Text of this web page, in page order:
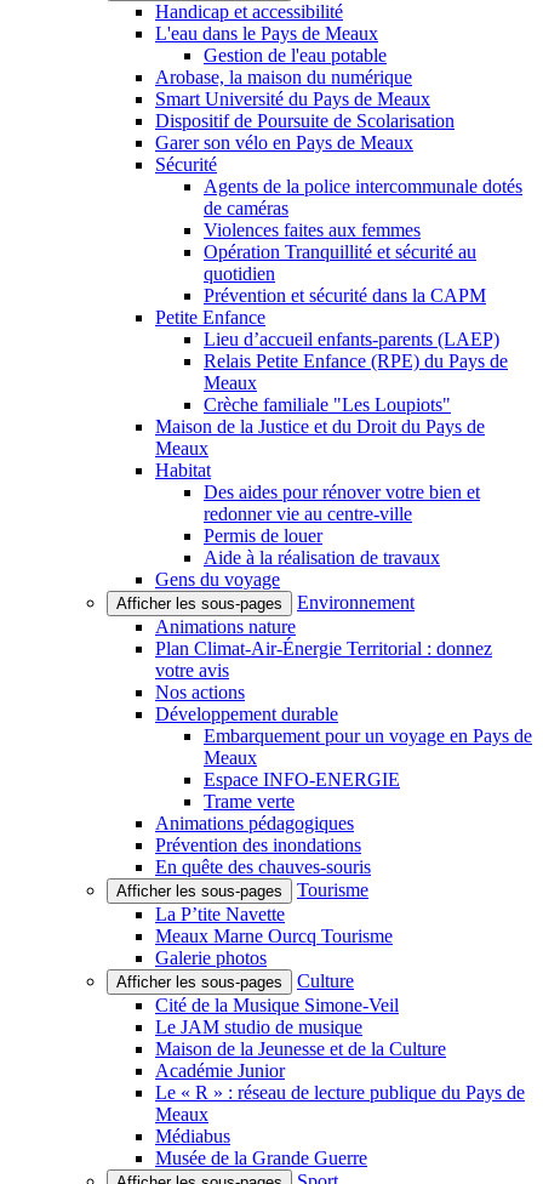
Handicap et accessibilité
L'eau dans le Pays de Meaux
Gestion de l'eau potable
Arobase, la maison du numérique
Smart Université du Pays de Meaux
Dispositif de Poursuite de Scolarisation
Garer son vélo en Pays de Meaux
Sécurité
Agents de la police intercommunale dotés
de caméras
Violences faites aux femmes
Opération Tranquillité et sécurité au
quotidien
Prévention et sécurité dans la CAPM
Petite Enfance
Lieu d’accueil enfants-parents (LAEP)
Relais Petite Enfance (RPE) du Pays de
Meaux
Crèche familiale "Les Loupiots"
Maison de la Justice et du Droit du Pays de
Meaux
Habitat
Des aides pour rénover votre bien et
redonner vie au centre-ville
Permis de louer
Aide à la réalisation de travaux
Gens du voyage
Afficher les sous-pages
Environnement
Animations nature
Plan Climat-Air-Énergie Territorial : donnez
votre avis
Nos actions
Développement durable
Embarquement pour un voyage en Pays de
Meaux
Espace INFO-ENERGIE
Trame verte
Animations pédagogiques
Prévention des inondations
En quête des chauves-souris
Afficher les sous-pages
Tourisme
La P’tite Navette
Meaux Marne Ourcq Tourisme
Galerie photos
Afficher les sous-pages
Culture
Cité de la Musique Simone-Veil
Le JAM studio de musique
Maison de la Jeunesse et de la Culture
Académie Junior
Le « R » : réseau de lecture publique du Pays de
Meaux
Médiabus
Musée de la Grande Guerre